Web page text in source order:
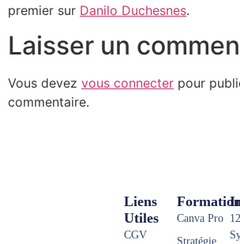
premier sur Danilo Duchesnes.
Laisser un
Vous devez vous connecter pour
commentaire.
Canva Pro
Stratégie
Liens
Utiles
CGV